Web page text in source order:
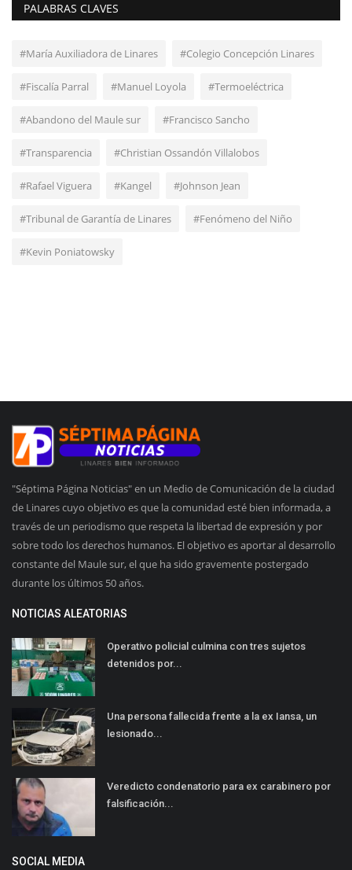
PALABRAS CLAVES
#María Auxiliadora de Linares #Colegio Concepción Linares
#Fiscalía Parral #Manuel Loyola #Termoeléctrica
#Abandono del Maule sur #Francisco Sancho
#Transparencia #Christian Ossandón Villalobos
#Rafael Viguera #Kangel #Johnson Jean
#Tribunal de Garantía de Linares #Fenómeno del Niño
#Kevin Poniatowsky
"Séptima Página Noticias" en un Medio de Comunicación de la ciudad
de Linares cuyo objetivo es que la comunidad esté bien informada, a
través de un periodismo que respeta la libertad de expresión y por
sobre todo los derechos humanos. El objetivo es aportar al desarrollo
constante del Maule sur, el que ha sido gravemente postergado
durante los últimos 50 años.
NOTICIAS ALEATORIAS
Operativo policial culmina con tres sujetos
detenidos por...
Una persona fallecida frente a la ex Iansa, un
lesionado...
Veredicto condenatorio para ex carabinero por
falsificación...
SOCIAL MEDIA